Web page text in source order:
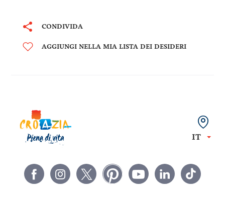
CONDIVIDA
AGGIUNGI NELLA MIA LISTA DEI DESIDERI
IT